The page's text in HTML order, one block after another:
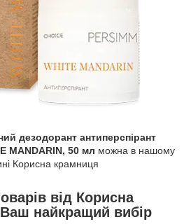
дезодорант антиперспірант
MANDARIN, 50 мл можна в нашому
Корисна крамниця
від Корисна
найкращий вибір